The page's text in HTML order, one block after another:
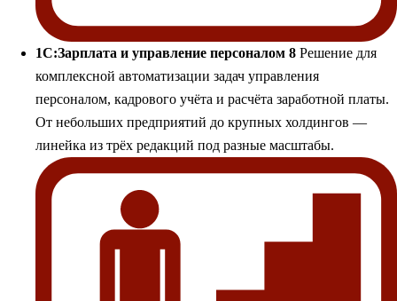
1С:Зарплата и управление персоналом 8 Решение для
комплексной автоматизации задач управления
персоналом, кадрового учёта и расчёта заработной платы.
От небольших предприятий до крупных холдингов —
линейка из трёх редакций под разные масштабы.